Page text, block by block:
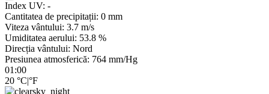
Index UV: -
Cantitatea de precipitații: 0 mm
Viteza vântului: 3.7 m/s
Umiditatea aerului: 53.8 %
Direcția vântului: Nord
Presiunea atmosferică: 764 mm/Hg
01:00
20 °C|°F